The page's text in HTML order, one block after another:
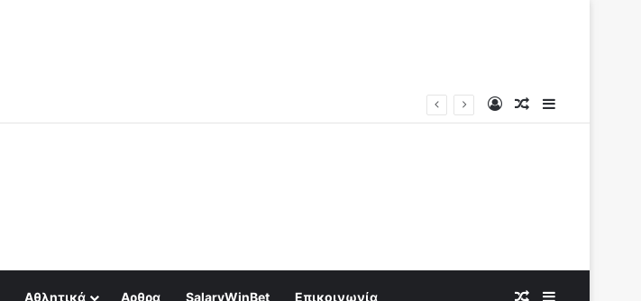
Log InRandom Article
Αθλητικά Αρθρα SalaryWinBet Επικοινωνία Random Article